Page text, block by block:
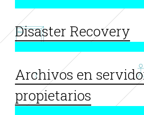
Disaster Recovery
Archivos en
propietarios